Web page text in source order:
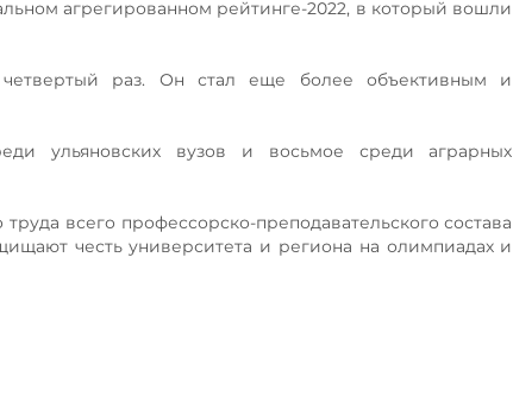
агрегированном рейтинге-2022, в который вошли
раз. Он стал еще более объективным и
ульяновских вузов и восьмое среди аграрных
всего профессорско-преподавательского состава
честь университета и региона на олимпиадах и